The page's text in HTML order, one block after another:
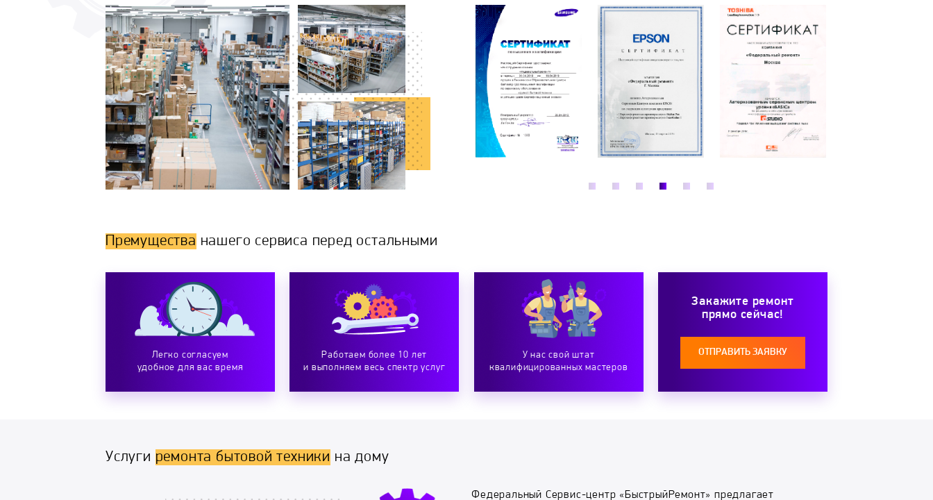
Премущества нашего сервиса перед остальными
Легко согласуем
удобное для вас время
Работаем более 10 лет
и выполняем весь спектр услуг
У нас свой штат
квалифицированных мастеров
Закажите ремонт
прямо сейчас!
ОТПРАВИТЬ ЗАЯВКУ
Услуги ремонта бытовой техники на дому
Федеральный Сервис-центр «БыстрыйРемонт» предлагает